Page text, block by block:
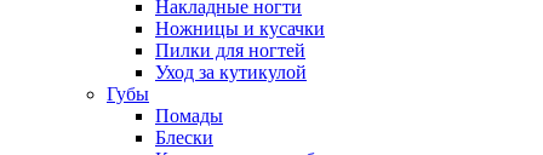
Накладные ногти
Ножницы и кусачки
Пилки для ногтей
Уход за кутикулой
Губы
Помады
Блески